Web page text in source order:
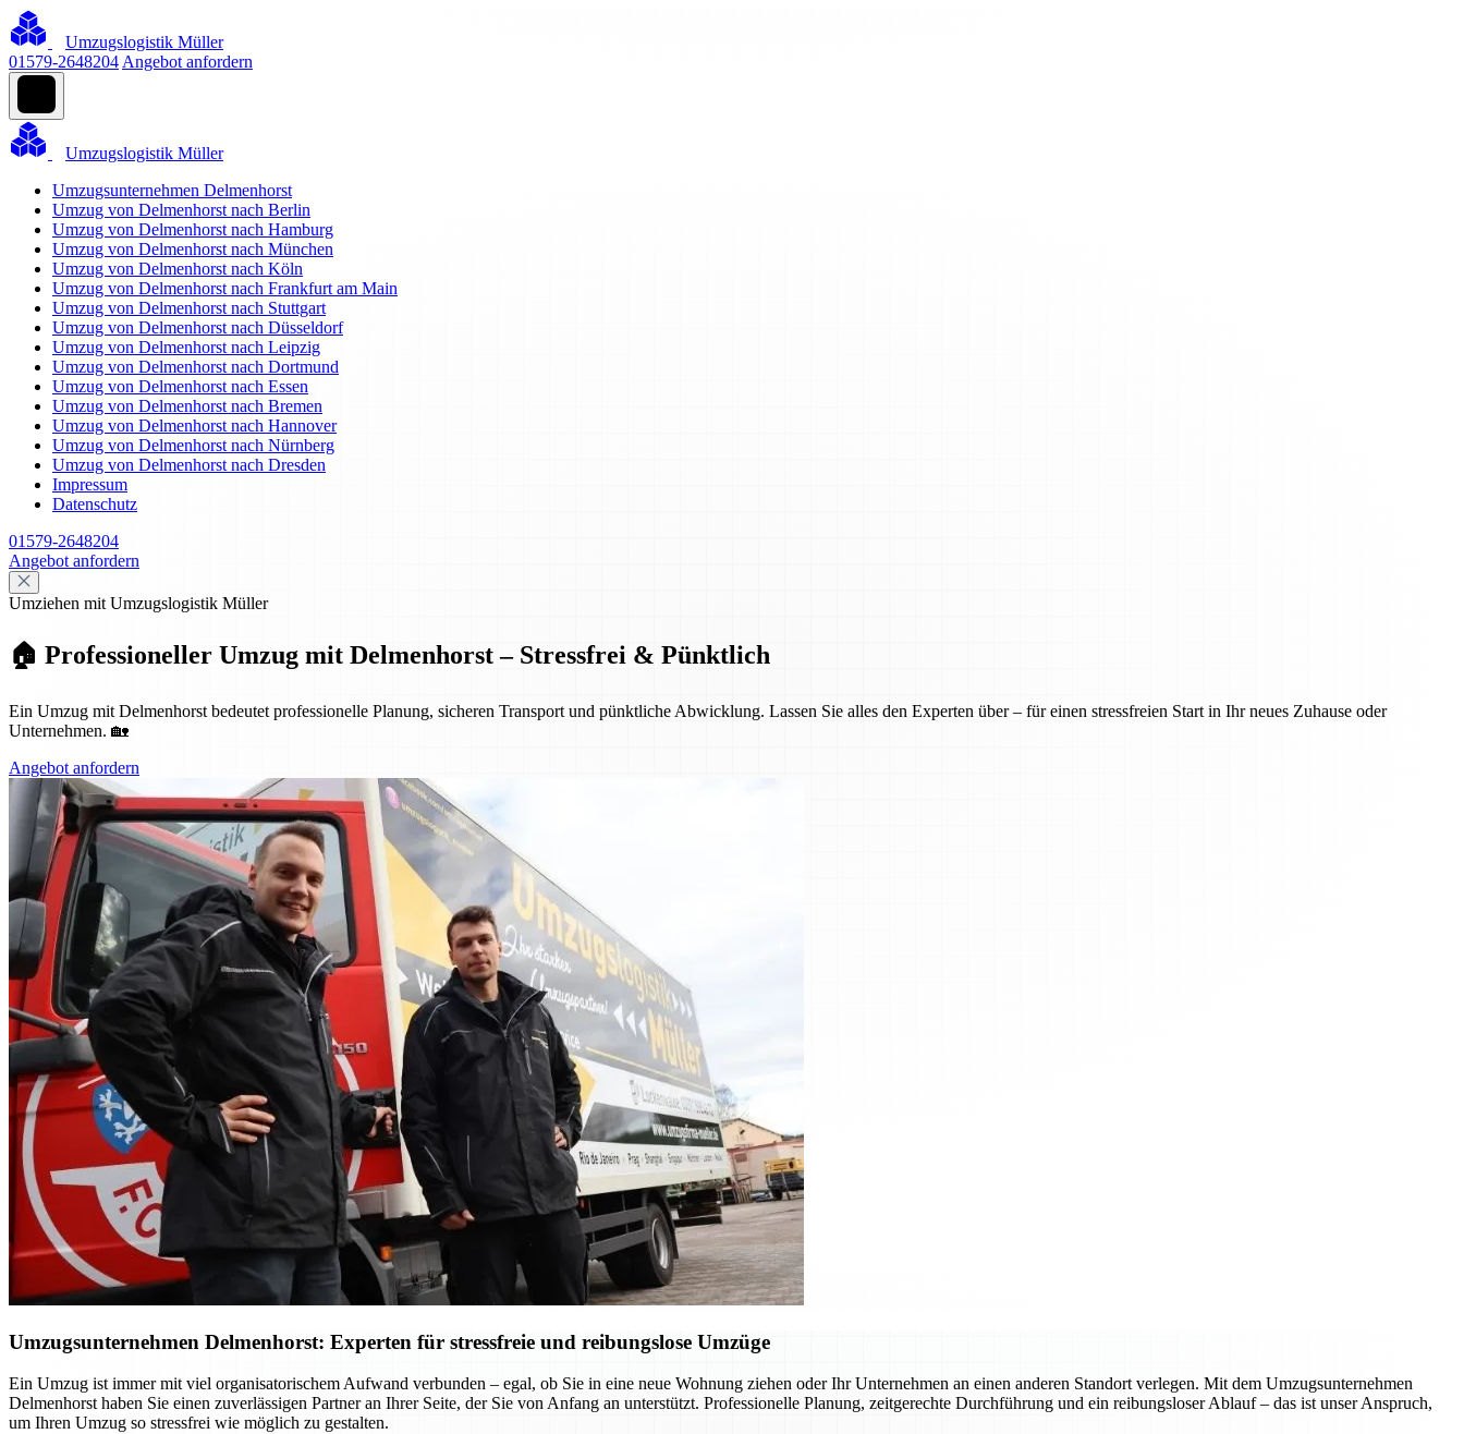
Umzugslogistik Müller
01579-2648204 Angebot anfordern
Umzugslogistik Müller
Umzugsunternehmen Delmenhorst
Umzug von Delmenhorst nach Berlin
Umzug von Delmenhorst nach Hamburg
Umzug von Delmenhorst nach München
Umzug von Delmenhorst nach Köln
Umzug von Delmenhorst nach Frankfurt am Main
Umzug von Delmenhorst nach Stuttgart
Umzug von Delmenhorst nach Düsseldorf
Umzug von Delmenhorst nach Leipzig
Umzug von Delmenhorst nach Dortmund
Umzug von Delmenhorst nach Essen
Umzug von Delmenhorst nach Bremen
Umzug von Delmenhorst nach Hannover
Umzug von Delmenhorst nach Nürnberg
Umzug von Delmenhorst nach Dresden
Impressum
Datenschutz
01579-2648204
Angebot anfordern
Umziehen mit Umzugslogistik Müller
🏠 Professioneller Umzug mit Delmenhorst – Stressfrei & Pünktlich
Ein Umzug mit Delmenhorst bedeutet professionelle Planung, sicheren Transport und pünktliche Abwicklung. Lassen Sie alles den Experten über – für einen stressfreien Start in Ihr neues Zuhause oder
Unternehmen. 🏡
Angebot anfordern
Umzugsunternehmen Delmenhorst: Experten für stressfreie und reibungslose Umzüge
Ein Umzug ist immer mit viel organisatorischem Aufwand verbunden – egal, ob Sie in eine neue Wohnung ziehen oder Ihr Unternehmen an einen anderen Standort verlegen. Mit dem Umzugsunternehmen
Delmenhorst haben Sie einen zuverlässigen Partner an Ihrer Seite, der Sie von Anfang an unterstützt. Professionelle Planung, zeitgerechte Durchführung und ein reibungsloser Ablauf – das ist unser Anspruch,
um Ihren Umzug so stressfrei wie möglich zu gestalten.